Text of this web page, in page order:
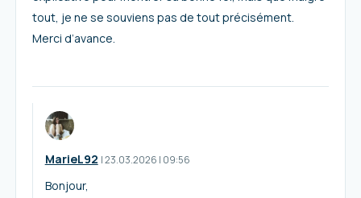
tout, je ne se souviens pas de tout précisément.
Merci d’avance.
MarieL92 I23.03.2026 | 09:56
Bonjour,